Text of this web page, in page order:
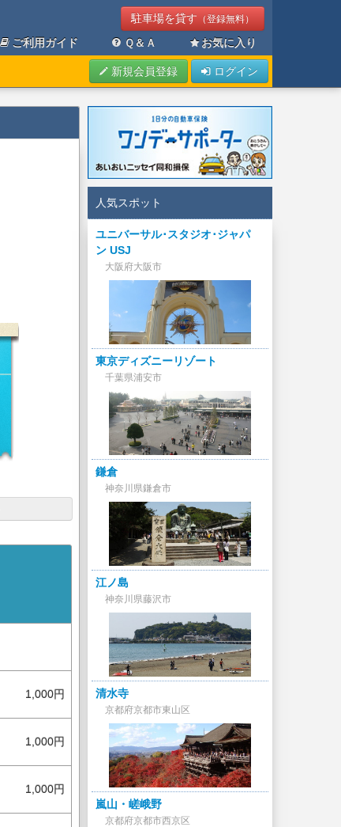
駐車場を貸す （登録無料）
ご利用ガイド Ｑ＆Ａ お気に入り
新規会員登録 ログイン
1,000円
1,000円
1,000円
人気スポット
ユニバーサル･スタジオ･ジャパ
ン USJ
大阪府大阪市
東京ディズニーリゾート
千葉県浦安市
鎌倉
神奈川県鎌倉市
江ノ島
神奈川県藤沢市
清水寺
京都府京都市東山区
嵐山・嵯峨野
京都府京都市西京区